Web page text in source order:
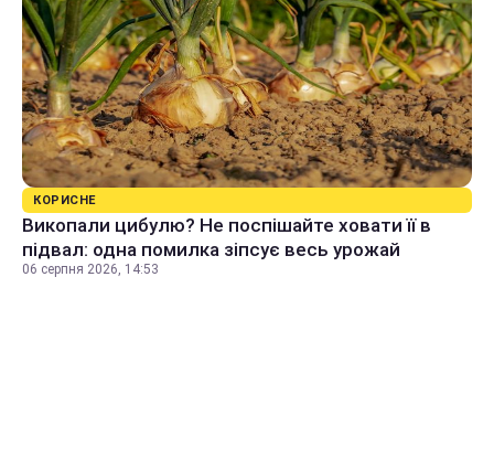
КОРИСНЕ
Викопали цибулю? Не поспішайте ховати її в
підвал: одна помилка зіпсує весь урожай
06 серпня 2026, 14:53